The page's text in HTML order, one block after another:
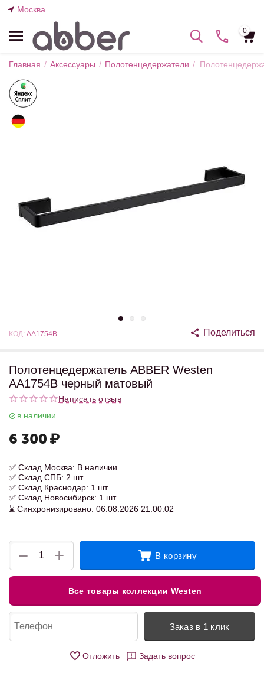
Москва
0
Главная / Аксессуары / Полотенцедержатели /
КОД: AA1754B Поделиться
Полотенцедержатель ABBER Westen
AA1754B черный матовый
Написать отзыв
в наличии
6 300 ₽
✅ Склад Москва: В наличии.
✅ Склад СПБ: 2 шт.
✅ Склад Краснодар: 1 шт.
✅ Склад Новосибирск: 1 шт.
⌛ Синхронизировано: 06.08.2026 21:00:02
+
− В корзину
Все товары коллекции Westen
Заказ в 1 клик
Отложить Задать вопрос